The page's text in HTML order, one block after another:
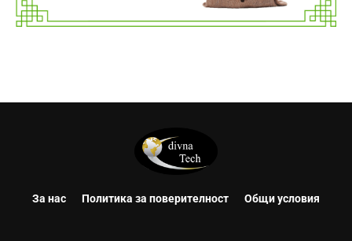
За нас Политика за поверителност Общи условия